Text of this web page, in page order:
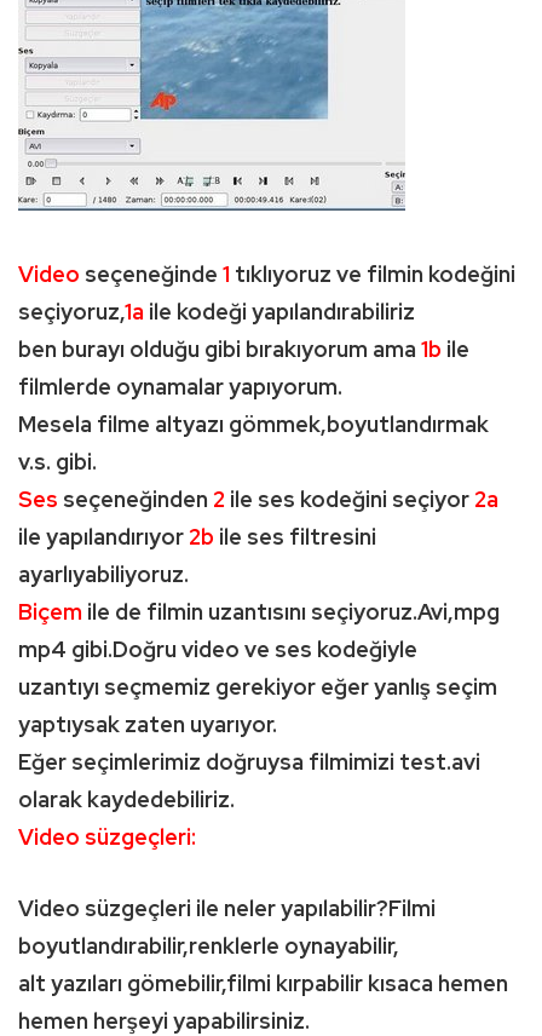
Video seçeneğinde 1 tıklıyoruz ve filmin kodeğini
seçiyoruz,1a ile kodeği yapılandırabiliriz
ben burayı olduğu gibi bırakıyorum ama 1b ile
filmlerde oynamalar yapıyorum.
Mesela filme altyazı gömmek,boyutlandırmak
v.s. gibi.
Ses seçeneğinden 2 ile ses kodeğini seçiyor 2a
ile yapılandırıyor 2b ile ses filtresini
ayarlıyabiliyoruz.
Biçem ile de filmin uzantısını seçiyoruz.Avi,mpg
mp4 gibi.Doğru video ve ses kodeğiyle
uzantıyı seçmemiz gerekiyor eğer yanlış seçim
yaptıysak zaten uyarıyor.
Eğer seçimlerimiz doğruysa filmimizi test.avi
olarak kaydedebiliriz.
Video süzgeçleri:
Video süzgeçleri ile neler yapılabilir?Filmi
boyutlandırabilir,renklerle oynayabilir,
alt yazıları gömebilir,filmi kırpabilir kısaca hemen
hemen herşeyi yapabilirsiniz.